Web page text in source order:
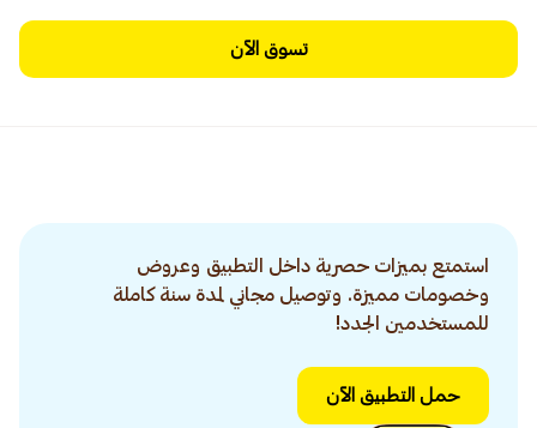
تسوق الآن
استمتع بميزات حصرية داخل التطبيق وعروض
وخصومات مميزة. وتوصيل مجاني لمدة سنة كاملة
للمستخدمين الجدد!
حمل التطبيق الآن